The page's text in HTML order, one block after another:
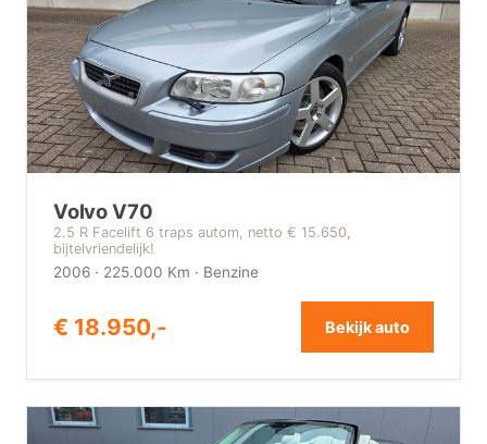
Volvo V70
2.5 R Facelift 6 traps autom, netto € 15.650,
bijtelvriendelijk!
2006 · 225.000 Km · Benzine
€ 18.950,- Bekijk auto